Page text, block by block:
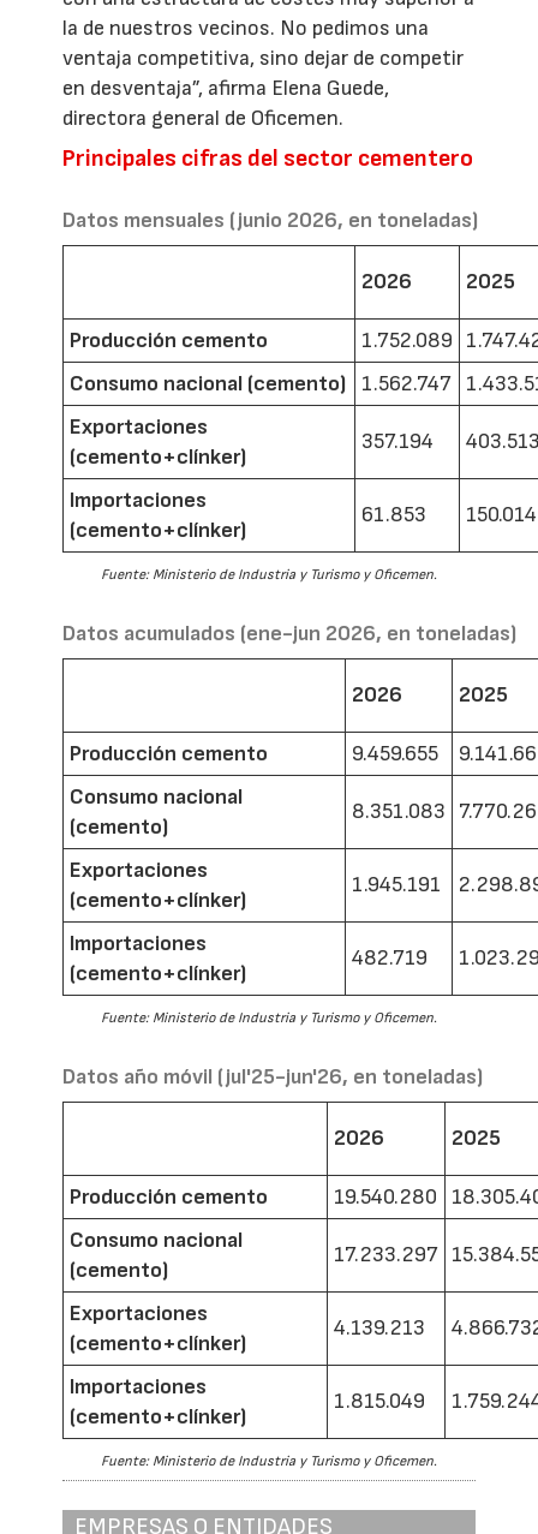
la de nuestros vecinos. No pedimos una
ventaja competitiva, sino dejar de competir
en desventaja”, afirma Elena Guede,
directora general de Oficemen.
Principales cifras del sector cementero
Datos mensuales (junio 2026, en toneladas)
2026 2025
Producción cemento 1.752.089
Consumo nacional (cemento)
1.562.747
Exportaciones
(cemento+clínker)
357.194
Importaciones
(cemento+clínker)
61.853 150.014
Fuente: Ministerio de Industria y Turismo y Oficemen.
Datos acumulados (ene-jun 2026, en toneladas)
2026 2025
Producción cemento 9.459.655
Consumo nacional
(cemento)
8.351.083
Exportaciones
(cemento+clínker)
1.945.191
Importaciones
(cemento+clínker)
482.719
Fuente: Ministerio de Industria y Turismo y Oficemen.
Datos año móvil (jul'25-jun'26, en toneladas)
2026 2025
Producción cemento 19.540.280
Consumo nacional
(cemento)
17.233.297
Exportaciones
(cemento+clínker)
4.139.213
Importaciones
(cemento+clínker)
1.815.049
Fuente: Ministerio de Industria y Turismo y Oficemen.
EMPRESAS O ENTIDADES